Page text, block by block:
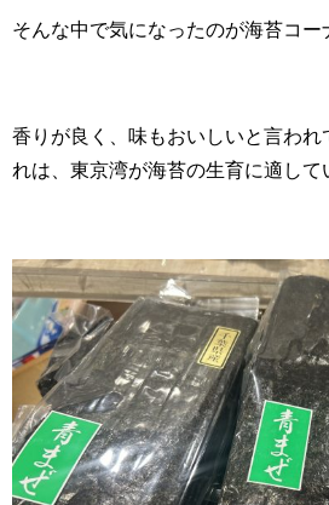
そんな中で気になったのが海苔コー
香りが良く、味もおいしいと言われ
れは、東京湾が海苔の生育に適して